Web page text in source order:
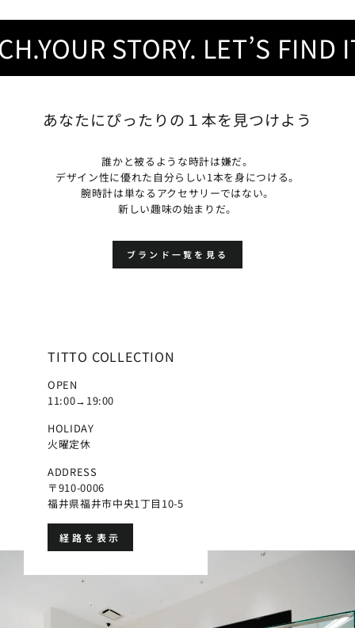
STORY. LET’S FIND IT.
あなたにぴったりの１本を見つけよう
誰かと被るような時計は嫌だ。
デザイン性に優れた自分らしい1本を身につける。
腕時計は単なるアクセサリーではない。
新しい趣味の始まりだ。
ブランド一覧を見る
TITTO COLLECTION
OPEN
11:00→19:00
HOLIDAY
火曜定休
ADDRESS
〒910-0006
福井県福井市中央1丁目10-5
経路を表示